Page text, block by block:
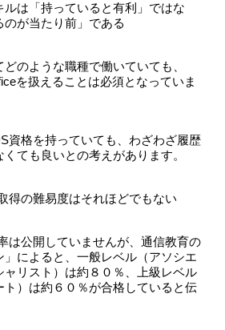
ルは「持っていると有利」ではな
のが当たり前」である
のような職種で働いていても、
を扱えることは必須となっていま
資格を持っていても、わざわざ履歴
ても良いとの考えがあります。
得の難易度はそれほどでもない
は公開していませんが、通信教育の
」によると、一般レベル（アソシエ
ャリスト）は約８０％、上級レベル
ト）は約６０％が合格していると伝